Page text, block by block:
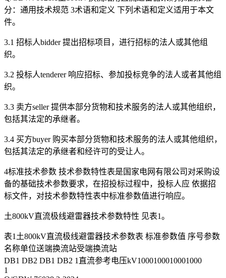
分：通用技术规范 3术语和定义 下列术语和定义适用于本文
件。
3.1 招标人bidder 提出招标项目，进行招标的法人或其他组
织。
3.2 投标人tenderer 响应招标、参加投标竞争的法人或者其他组
织。
3.3 卖方seller 提供本部分货物和技术服务的法人或其他组织，
包括其法定的承继者。
3.4 买方buyer 购买本部分货物和技术服务的法人或其他组织，
包括其法定的承继者和经许可的受让人。
4标准技术参数 技术参数特性表是国家电网有限公司对采购设
备的基础技术参数要求，在招投标过程中，投标人应 依据招
标文件，对技术参数特性表中标准参数值进行响应。
土800kV直流极线避雷器技术参数特性 见表1。
表1土800kV直流极线避雷器技术参数表 标准参数值 序号参数
名称单位送端换流站受端换流站
DB1 DB2 DB1 DB2 1直流参考电压kV1000100010001000
1